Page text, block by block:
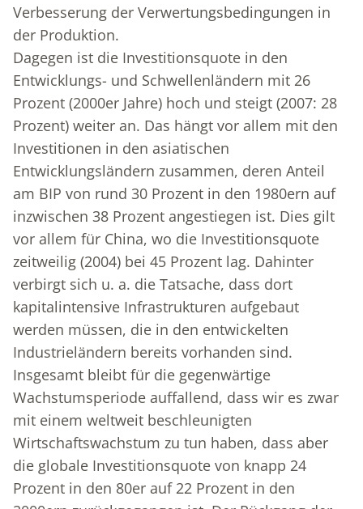
Verbesserung der Verwertungsbedingungen in
der Produktion.
Dagegen ist die Investitionsquote in den
Entwicklungs- und Schwellenländern mit 26
Prozent (2000er Jahre) hoch und steigt (2007: 28
Prozent) weiter an. Das hängt vor allem mit den
Investitionen in den asiatischen
Entwicklungsländern zusammen, deren Anteil
am BIP von rund 30 Prozent in den 1980ern auf
inzwischen 38 Prozent angestiegen ist. Dies gilt
vor allem für China, wo die Investitionsquote
zeitweilig (2004) bei 45 Prozent lag. Dahinter
verbirgt sich u. a. die Tatsache, dass dort
kapitalintensive Infrastrukturen aufgebaut
werden müssen, die in den entwickelten
Industrieländern bereits vorhanden sind.
Insgesamt bleibt für die gegenwärtige
Wachstumsperiode auffallend, dass wir es zwar
mit einem weltweit beschleunigten
Wirtschaftswachstum zu tun haben, dass aber
die globale Investitionsquote von knapp 24
Prozent in den 80er auf 22 Prozent in den